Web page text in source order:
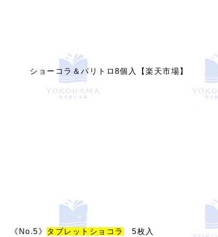
ショーコラ＆パリトロ8個入【楽天市場】
《No.5》 タブレットショコラ 5枚入